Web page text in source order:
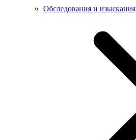
Обследования и изыскания